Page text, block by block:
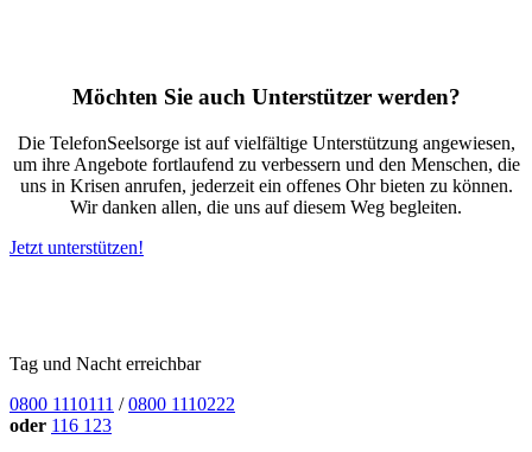
Möchten Sie auch Unterstützer werden?
Die TelefonSeelsorge ist auf vielfältige Unterstützung angewiesen,
um ihre Angebote fortlaufend zu verbessern und den Menschen, die
uns in Krisen anrufen, jederzeit ein offenes Ohr bieten zu können.
Wir danken allen, die uns auf diesem Weg begleiten.
Jetzt unterstützen!
Tag und Nacht erreichbar
0800 1110111 /0800 1110222
oder 116 123